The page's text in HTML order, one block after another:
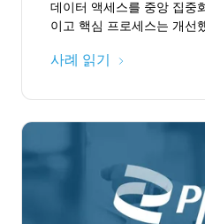
데이터 액세스를 중앙 집중
이고 핵심 프로세스는 개선
사례 읽기